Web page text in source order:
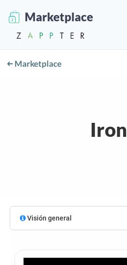
Marketplace
Marketplace
Iron
Visión general